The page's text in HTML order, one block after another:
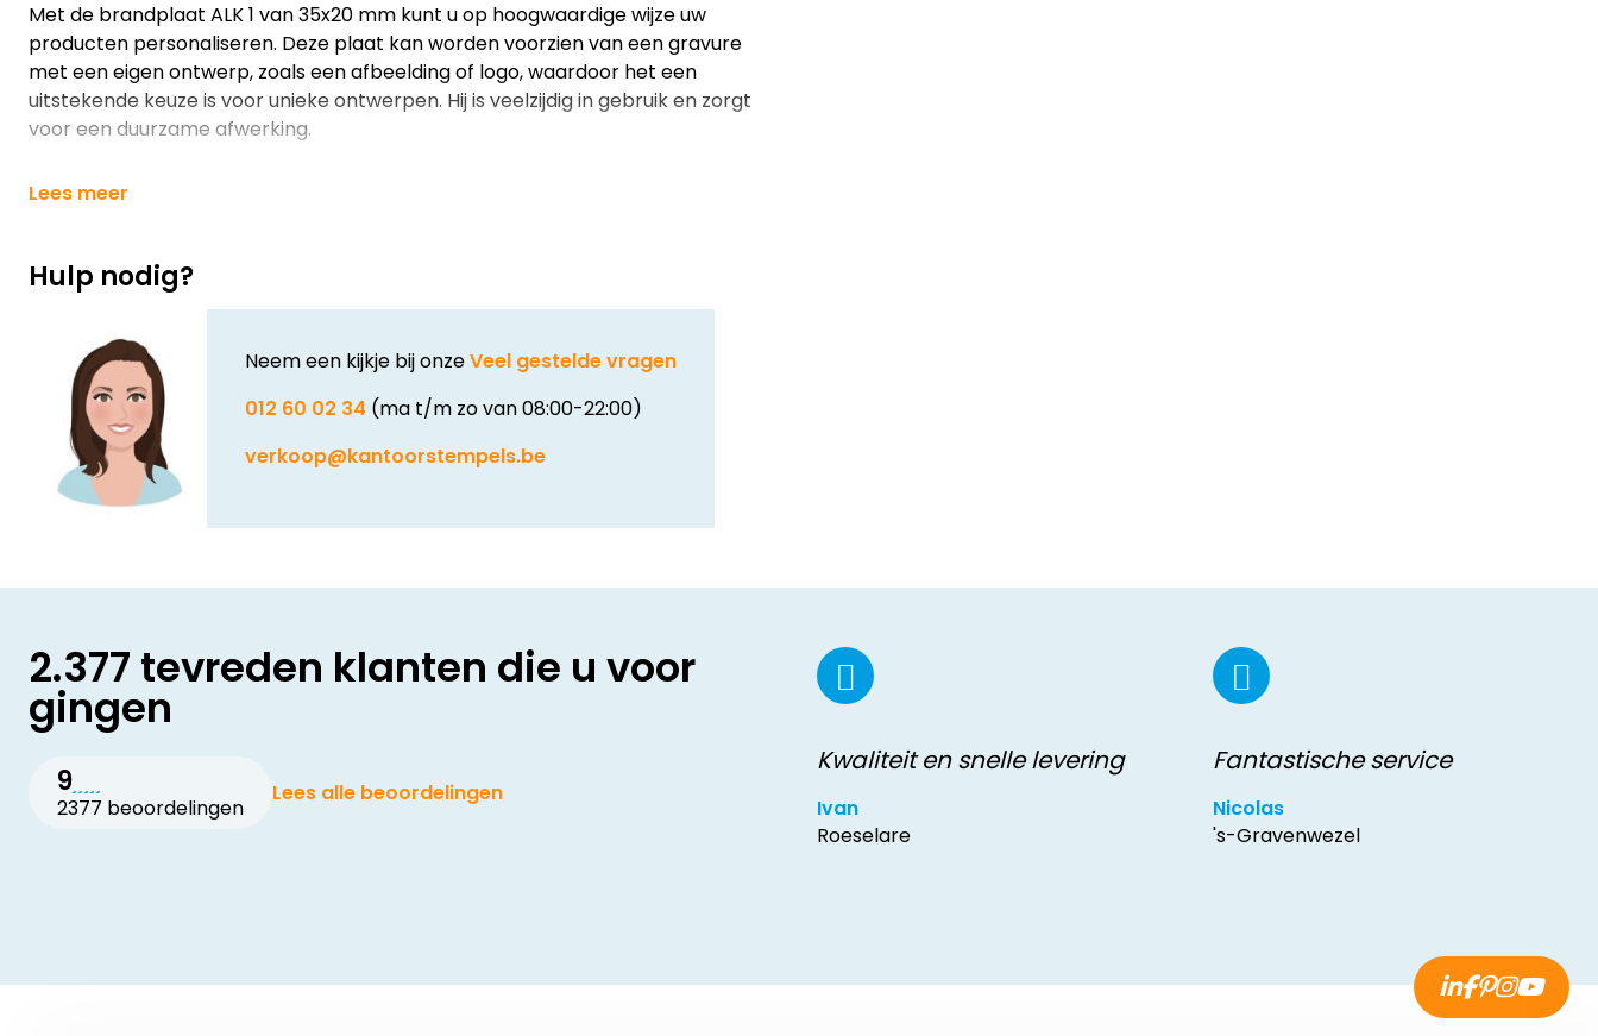
Met de brandplaat ALK 1 van 35x20 mm kunt u op hoogwaardige wijze uw
producten personaliseren. Deze plaat kan worden voorzien van een gravure
met een eigen ontwerp, zoals een afbeelding of logo, waardoor het een
uitstekende keuze is voor unieke ontwerpen. Hij is veelzijdig in gebruik en zorgt
voor een duurzame afwerking.
Lees meer
Hulp nodig?
Neem een kijkje bij onzeVeel gestelde vragen
012 60 02 34 (ma t/m zo van 08:00-22:00)
verkoop@kantoorstempels.be
2.377 tevreden klanten die u voor
gingen
9
2377 beoordelingen
Lees alle beoordelingen
Kwaliteit en snelle levering
Ivan
Roeselare
Fantastische service
Nicolas
's-Gravenwezel